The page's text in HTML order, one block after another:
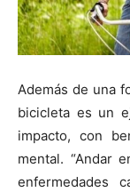
Además de una
bicicleta es un
impacto, con
mental. “Andar
enfermedades